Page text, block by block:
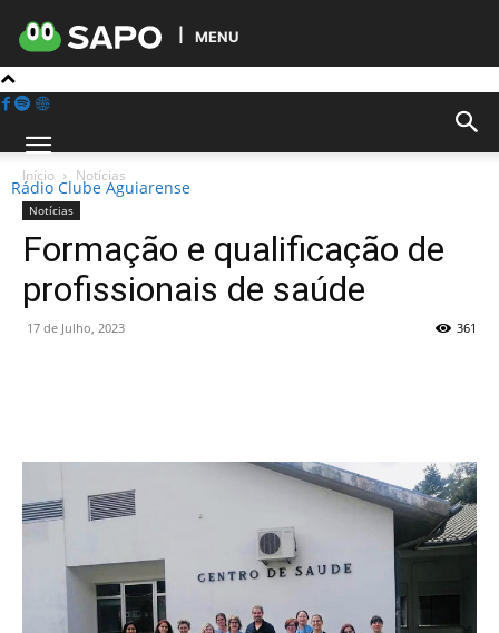
MENU
Rádio Clube Aguiarense
Início Notícias
Notícias
Formação e qualificação de
profissionais de saúde
17 de Julho, 2023 361